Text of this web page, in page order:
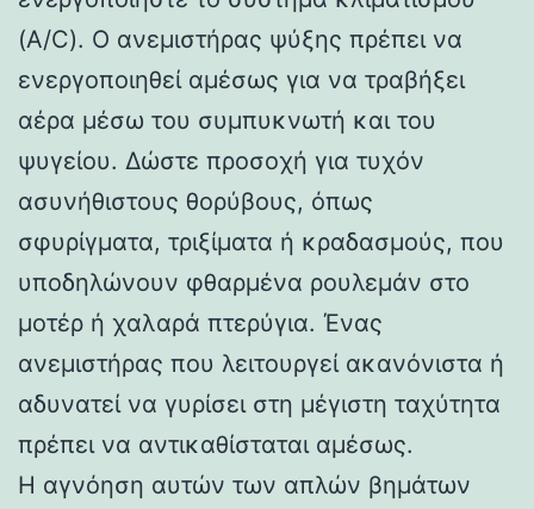
(A/C). Ο ανεμιστήρας ψύξης πρέπει να
ενεργοποιηθεί αμέσως για να τραβήξει
αέρα μέσω του συμπυκνωτή και του
ψυγείου. Δώστε προσοχή για τυχόν
ασυνήθιστους θορύβους, όπως
σφυρίγματα, τριξίματα ή κραδασμούς, που
υποδηλώνουν φθαρμένα ρουλεμάν στο
μοτέρ ή χαλαρά πτερύγια. Ένας
ανεμιστήρας που λειτουργεί ακανόνιστα ή
αδυνατεί να γυρίσει στη μέγιστη ταχύτητα
πρέπει να αντικαθίσταται αμέσως.
Η αγνόηση αυτών των απλών βημάτων